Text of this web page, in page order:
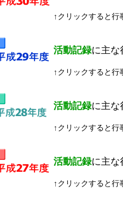
↑クリックすると行
活動記録に主な
↑クリックすると行
活動記録に主な
↑クリックすると行
活動記録に主な
↑クリックすると行